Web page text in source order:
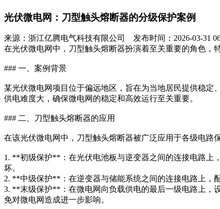
光伏微电网：刀型触头熔断器的分级保护案例
来源：浙江亿腾电气科技有限公司 发布时间：2026-03-31
在光伏微电网中，刀型触头熔断器扮演着至关重要的角色，
### 一、案例背景
某光伏微电网项目位于偏远地区，旨在为当地居民提供稳定
供电难度大，确保微电网的稳定和高效运行至关重要。
### 二、刀型触头熔断器的应用
在该光伏微电网中，刀型触头熔断器被广泛应用于各级电路
1. **初级保护**：在光伏电池板与逆变器之间的连接电路上
坏。
2. **中级保护**：在逆变器与储能系统之间的连接电路上，
3. **末级保护**：在微电网向负载供电的最后一级电路上，
免对微电网造成进一步影响。